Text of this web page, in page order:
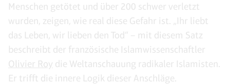
Menschen getötet und über 200 schwer verletzt
wurden, zeigen, wie real diese Gefahr ist. „Ihr liebt
das Leben, wir lieben den Tod“ – mit diesem Satz
beschreibt der französische Islamwissenschaftler
Olivier Roy die Weltanschauung radikaler Islamisten.
Er trifft die innere Logik dieser Anschläge.